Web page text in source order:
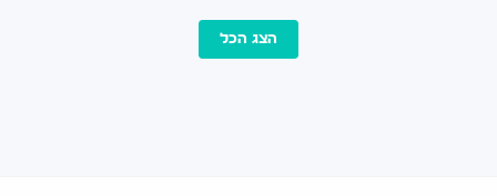
הצג הכל